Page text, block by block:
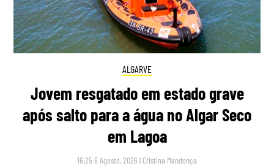
ALGARVE
Jovem resgatado em estado grave
após salto para a água no Algar Seco
em Lagoa
16:25 6 Agosto, 2026 | Cristina Mendonça